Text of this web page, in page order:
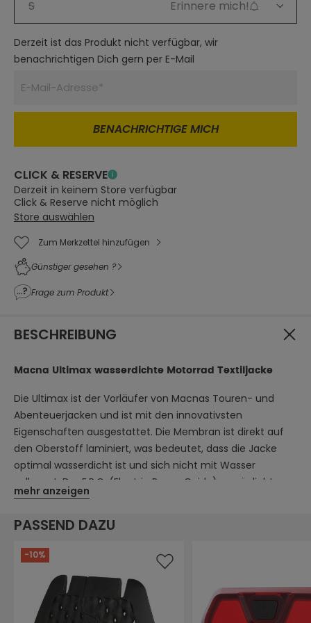
S
Erinnere mich!
Derzeit ist das Produkt nicht verfügbar, wir
benachrichtigen Dich gern per E-Mail
BENACHRICHTIGE MICH
CLICK & RESERVE
Derzeit in keinem Store verfügbar
Click & Reserve nicht möglich
Store auswählen
Zum Merkzettel hinzufügen
Günstiger gesehen ?
Frage zum Produkt
BESCHREIBUNG
Macna Ultimax wasserdichte Motorrad Textiljacke
Die Ultimax ist der Vorläufer von Macnas Touren- und
Abenteuerjacken und ist mit den innovativsten
Eigenschaften ausgestattet. Die Membran ist direkt auf
den Oberstoff laminiert, was bedeutet, dass die Jacke
optimal wasserdicht ist und sich nicht mit Wasser
vollsaugt. Der E.P.G. (Electric Power Guide) ermöglicht es,
Stromkabel durch die Ärmel der Jacke zu führen, um die
Bewegungsfreiheit, ohne an den Handgelenken
aufzutragen. Außerdem gewährleisten R.I.S.C.™ Level 2
Protektoren der Klasse A an Schultern und Ellenbogen
sowie reflektierende Elemente ein hohes Maß an
Sicherheit. Die Jacke kann noch mit einem Brust- und
Rückenprotektor nachgerüstet werden (separat
mehr anzeigen
PASSEND DAZU
-10%